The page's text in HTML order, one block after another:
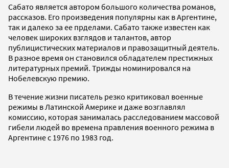
Сабато является автором большого количества романов,
рассказов. Его произведения популярны как в Аргентине,
так и далеко за ее прделами. Сабато также известен как
человек широких взглядов и талантов, автор
публицистических материалов и правозащитный деятель.
В разное время он становился обладателем престижных
литературных премий. Трижды номинировался на
Нобелевскую премию.
В течение жизни писатель резко критиковал военные
режимы в Латинской Америке и даже возглавлял
комиссию, которая занималась расследованием массовой
гибели людей во времена правления военного режима в
Аргентине с 1976 по 1983 год.